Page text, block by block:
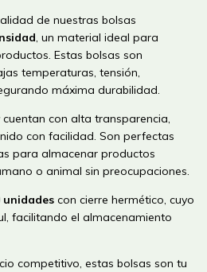
de nuestras bolsas
, un material ideal para
Estas bolsas son
temperaturas, tensión,
máxima durabilidad.
cuentan con alta transparencia,
con facilidad. Son perfectas
para almacenar productos
o animal sin preocupaciones.
unidades con cierre hermético, cuyo
facilitando el almacenamiento
competitivo, estas bolsas son tu